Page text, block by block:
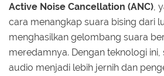
Active Noise Cancellation (ANC),
cara menangkap suara bising dari
menghasilkan gelombang suara
meredamnya. Dengan teknologi ini,
audio menjadi lebih jernih dan